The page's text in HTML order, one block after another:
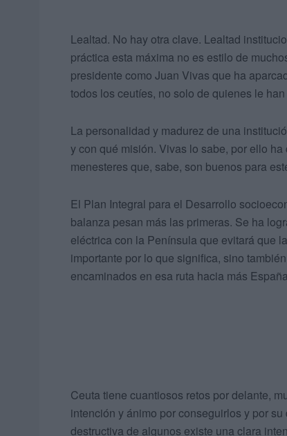
Lealtad. No hay otra clave. Lealtad
práctica esta máxima no es estilo de
presidente como Juan Vivas que ha
todos los ceutíes, no solo de quienes le
La personalidad y madurez de una
y con qué misión. Vivas lo sabe, por ello
menesteres que, sabe, son buenos para
El Plan Integral para el Desarrollo
balanza pesan más las primeras. Se ha
eléctrica con la Península que evitará que
importante por lo que significa, sino
encaminados en esa ruta hacia más
Ceuta tiene cuantiosos retos por delante,
intención y ánimo por conseguirlos y por
destructiva de algunos existe una clara